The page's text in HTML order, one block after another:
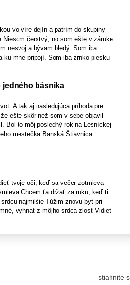
vo víre dejín a patrím do skupiny
Niesom čerstvý, no som ešte v záruke
nesvoj a bývam bledý. Som iba
ku mne pripojí. Som iba zrnko piesku
jedného básnika
A tak aj nasledujúca príhoda pre
ešte skôr než som v sebe objavil
Bol to môj posledný rok na Lesníckej
mestečka Banská Štiavnica
tvoje oči, keď sa večer zotmieva
Chcem ťa držať za ruku, keď ti
najmilšie Túžim znovu byť pri
vyhnať z môjho srdca zlosť Vidieť
stiahnite